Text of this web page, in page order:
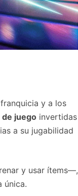
y a los
juego invertidas
a su jugabilidad
y usar ítems—,
única.